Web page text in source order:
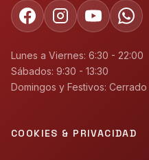
Lunes a Viernes: 6:30 - 22:00
Sábados: 9:30 - 13:30
Domingos y Festivos: Cerrado
COOKIES & PRIVACIDAD